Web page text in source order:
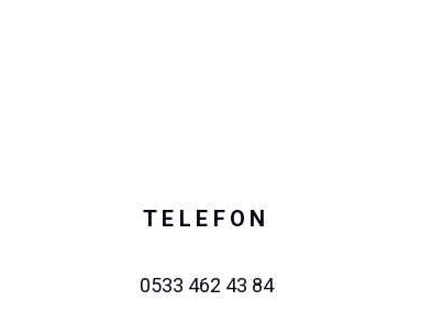
TELEFON
0533 462 43 84